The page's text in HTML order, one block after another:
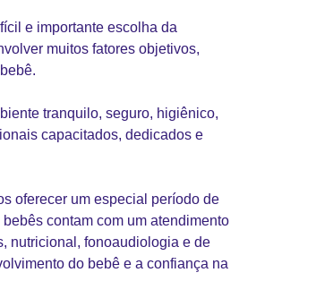
e importante escolha da
muitos fatores objetivos,
tranquilo, seguro, higiênico,
capacitados, dedicados e
oferecer um especial período de
contam com um atendimento
nutricional, fonoaudiologia e de
do bebê e a confiança na